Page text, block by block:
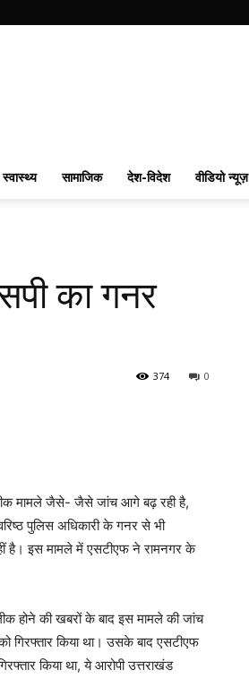
स्वास्थ्य सामाजिक देश-विदेश वीडियो न्यूज़
का गनर
0
374
लीक मामले जैसे- जैसे जांच आगे बढ़ रही है,
पुलिस अधिकारी के गनर से भी
है। इस मामले में एसटीएफ ने रामनगर के
होने की खबरों के बाद इस मामले की जांच
गिरफ्तार किया था। उसके बाद एसटीएफ
किया था, ये आरोपी उत्तराखंड